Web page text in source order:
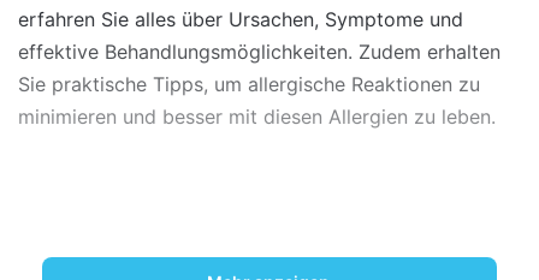
erfahren Sie alles über Ursachen, Symptome und
effektive Behandlungsmöglichkeiten. Zudem erhalten
Sie praktische Tipps, um allergische Reaktionen zu
minimieren und besser mit diesen Allergien zu leben.